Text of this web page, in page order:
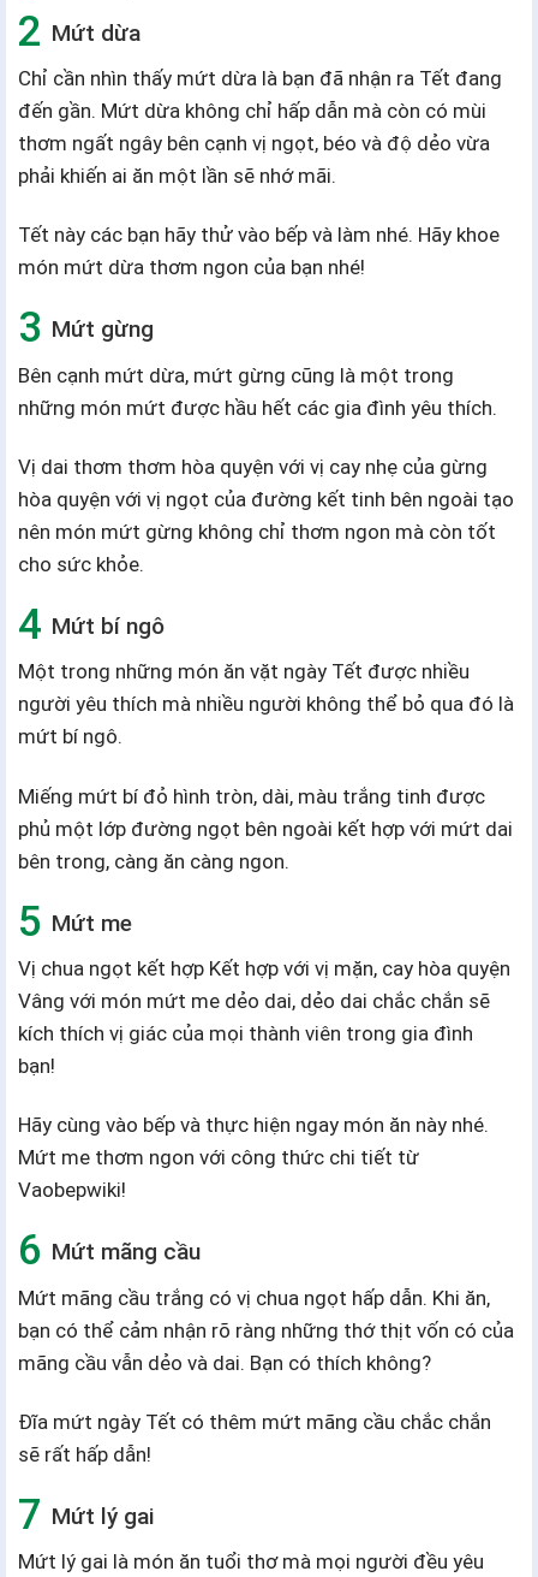
Mứt dừa
Chỉ cần nhìn thấy mứt dừa là bạn đã nhận ra Tết đang
đến gần. Mứt dừa không chỉ hấp dẫn mà còn có mùi
thơm ngất ngây bên cạnh vị ngọt, béo và độ dẻo vừa
phải khiến ai ăn một lần sẽ nhớ mãi.
Tết này các bạn hãy thử vào bếp và làm nhé. Hãy khoe
món mứt dừa thơm ngon của bạn nhé!
Mứt gừng
Bên cạnh mứt dừa, mứt gừng cũng là một trong
những món mứt được hầu hết các gia đình yêu thích.
Vị dai thơm thơm hòa quyện với vị cay nhẹ của gừng
hòa quyện với vị ngọt của đường kết tinh bên ngoài tạo
nên món mứt gừng không chỉ thơm ngon mà còn tốt
cho sức khỏe.
Mứt bí ngô
Một trong những món ăn vặt ngày Tết được nhiều
người yêu thích mà nhiều người không thể bỏ qua đó là
mứt bí ngô.
Miếng mứt bí đỏ hình tròn, dài, màu trắng tinh được
phủ một lớp đường ngọt bên ngoài kết hợp với mứt dai
bên trong, càng ăn càng ngon.
Mứt me
Vị chua ngọt kết hợp Kết hợp với vị mặn, cay hòa quyện
Vâng với món mứt me dẻo dai, dẻo dai chắc chắn sẽ
kích thích vị giác của mọi thành viên trong gia đình
bạn!
Hãy cùng vào bếp và thực hiện ngay món ăn này nhé.
Mứt me thơm ngon với công thức chi tiết từ
Vaobepwiki!
Mứt mãng cầu
Mứt mãng cầu trắng có vị chua ngọt hấp dẫn. Khi ăn,
bạn có thể cảm nhận rõ ràng những thớ thịt vốn có của
mãng cầu vẫn dẻo và dai. Bạn có thích không?
Đĩa mứt ngày Tết có thêm mứt mãng cầu chắc chắn
sẽ rất hấp dẫn!
Mứt lý gai
Mứt lý gai là món ăn tuổi thơ mà mọi người đều yêu